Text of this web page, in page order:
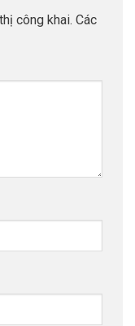
công khai. Các